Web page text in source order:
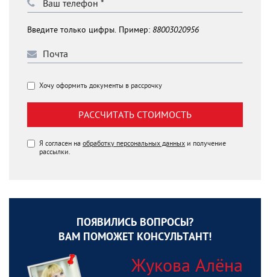
Введите только цифры. Пример: 88003020956
Хочу оформить документы в рассрочку
РАССЧИТАТЬ СТОИМОСТЬ
Я согласен на обработку персональных данных и получение
рассылки.
ПОЯВИЛИСЬ ВОПРОСЫ?
ВАМ ПОМОЖЕТ КОНСУЛЬТАНТ!
Жукова Алёна